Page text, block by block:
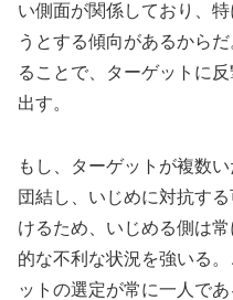
い側面が関係しており、
うとする傾向があるから
ることで、ターゲットに
出す。
もし、ターゲットが複数
団結し、いじめに対抗す
けるため、いじめる側は
的な不利な状況を強いる
ットの選定が常に一人で